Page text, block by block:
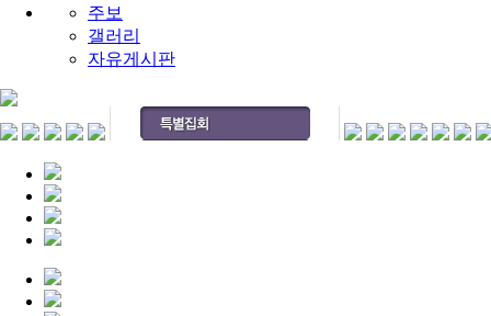
주보
갤러리
자유게시판